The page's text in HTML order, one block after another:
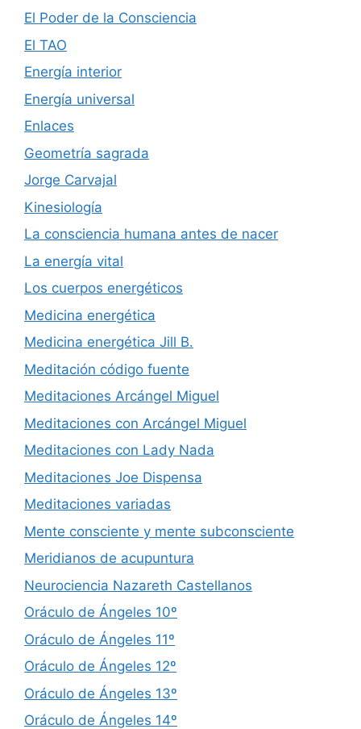
El Poder de la Consciencia
El TAO
Energía interior
Energía universal
Enlaces
Geometría sagrada
Jorge Carvajal
Kinesiología
La consciencia humana antes de nacer
La energía vital
Los cuerpos energéticos
Medicina energética
Medicina energética Jill B.
Meditación código fuente
Meditaciones Arcángel Miguel
Meditaciones con Arcángel Miguel
Meditaciones con Lady Nada
Meditaciones Joe Dispensa
Meditaciones variadas
Mente consciente y mente subconsciente
Meridianos de acupuntura
Neurociencia Nazareth Castellanos
Oráculo de Ángeles 10º
Oráculo de Ángeles 11º
Oráculo de Ángeles 12º
Oráculo de Ángeles 13º
Oráculo de Ángeles 14º